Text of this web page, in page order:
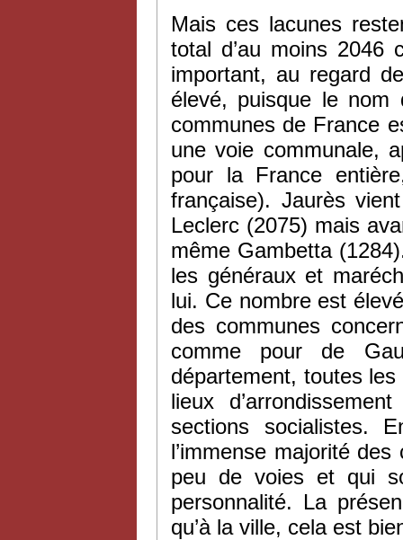
Mais ces lacunes
total d’au moins 2046
important, au regard
élevé, puisque le
communes de France
une voie communale,
pour la France
française). Jaurès
Leclerc (2075) mais
même Gambetta
les généraux et
lui. Ce nombre est
des communes
comme pour de
département, toutes
lieux
sections socialistes.
l’immense majorité
peu de voies et qui
personnalité. La
qu’à la ville, cela est